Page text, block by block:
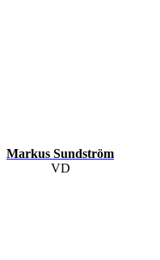
Markus Sundström
VD